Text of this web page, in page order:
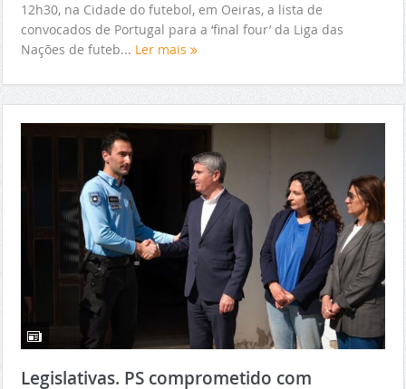
12h30, na Cidade do futebol, em Oeiras, a lista de
convocados de Portugal para a ‘final four’ da Liga das
Nações de futeb... Ler mais
Legislativas. PS comprometido com